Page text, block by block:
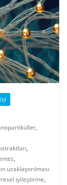
,
,
,
uzaklaştırılması
iyileştirme,